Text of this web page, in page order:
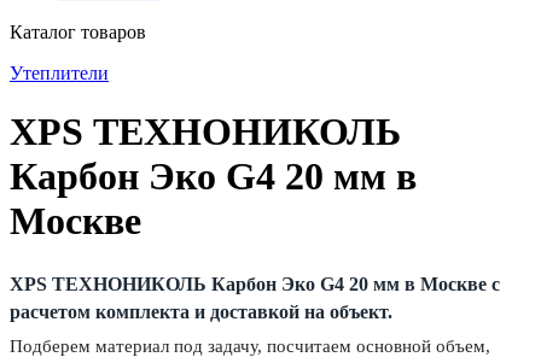
Каталог товаров
Утеплители
XPS ТЕХНОНИКОЛЬ
Карбон Эко G4 20 мм в
Москве
XPS ТЕХНОНИКОЛЬ Карбон Эко G4 20 мм в Москве с
расчетом комплекта и доставкой на объект.
Подберем материал под задачу, посчитаем основной объем,